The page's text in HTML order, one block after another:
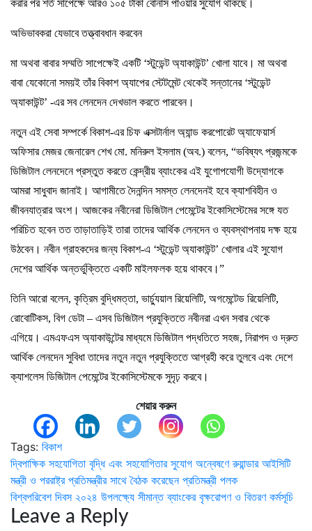
করার পর শর্ত সাপেক্ষে আরও ১০৫ টাকা বোনাস পাওয়ার সুযোগ থাকছে।
অভিভাবকরা যেভাবে তত্ত্বাবধান করবেন
মা অথবা বাবার সম্মতি সাপেক্ষেই একটি ‘স্টুডেন্ট অ্যাকাউন্ট’ খোলা যাবে। মা অথবা
বাবা যেকোনো সময়ই তাঁর বিকাশ অ্যাপের স্টেটমেন্ট থেকেই সন্তানের ‘স্টুডেন্ট
অ্যাকাউন্ট’ -এর সব লেনদেন দেখভাল করতে পারবেন।
নতুন এই সেবা সম্পর্কে বিকাশ-এর চিফ এক্সটার্নাল অ্যান্ড করপোরেট অ্যাফেয়ার্স
অফিসার মেজর জেনারেল শেখ মো. মনিরুল ইসলাম (অব.) বলেন, “ভবিষ্যৎ প্রজন্মকে
ডিজিটাল লেনদেনে প্রস্তুত করতে কেন্দ্রীয় ব্যাংকের এই যুগোপযোগী উদ্যোগকে
আমরা সাধুবাদ জানাই। আগামীতে দৈনন্দিন সমস্ত লেনদেনই হবে ক্যাশবিহীন ও
জীবনযাত্রার অংশ। আজকের নবীনেরা ডিজিটাল পেমেন্টের ইকোসিস্টেমের সঙ্গে যত
পরিচিত হবেন তত তাড়াতাড়িই তারা তাদের আর্থিক লেনদেন ও ব্যবস্থাপনায় দক্ষ হয়ে
উঠবেন। নবীন গ্রাহকদের জন্য বিকাশ-এ ‘স্টুডেন্ট অ্যাকাউন্ট’ খোলার এই সুযোগ
দেশের আর্থিক অন্তর্ভুক্তিতে একটি মাইলফলক হয়ে থাকবে।”
তিনি আরো বলেন, কৃত্রিম বুদ্ধিমত্তা, ভার্চ্যুয়াল রিয়েলিটি, অগমেন্টেড রিয়েলিটি,
রোবোটিকস, বিগ ডেটা – এসব ডিজিটাল প্রযুক্তিতে নবীনরা এখন সবার থেকে
এগিয়ে। এমএফএস অ্যাকাউন্টের মাধ্যমে ডিজিটাল পদ্ধতিতে সহজ, নিরাপদ ও দ্রুত
আর্থিক লেনদেন সুবিধা তাদের নতুন নতুন প্রযুক্তিতে আগ্রহী করে তুলবে এবং দেশে
ক্যাশলেস ডিজিটাল পেমেন্টের ইকোসিস্টেমকে সুদৃঢ় করবে।
শেয়ার করুন
Tags: বিকাশ
Post
navigation
দ্বিপাক্ষিক সহযোগিতা বৃদ্ধি এবং সহযোগিতার সুযোগ অন্বেষণে রুয়ান্ডার আইসিটি
মন্ত্রী ও পররাষ্ট্র প্রতিমন্ত্রীর সাথে বৈঠক করেছেন প্রতিমন্ত্রী পলক
বিশ্বপরিবেশ দিবস ২০২৪ উপলক্ষ্যে সীমান্ত ব্যাংকের বৃক্ষরোপণ ও বিতরণ কর্মসূচি
Leave a Reply